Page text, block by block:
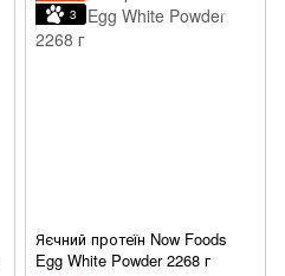
3
Яєчний протеїн Now Foods
Egg White Powder 2268 г